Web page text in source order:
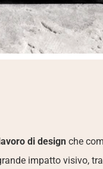
di design che
impatto visivo,